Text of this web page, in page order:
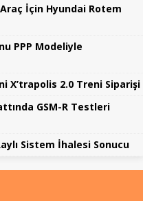
İçin Hyundai Rotem
PPP Modeliyle
X’trapolis 2.0 Treni Siparişi
GSM-R Testleri
Sistem İhalesi Sonucu